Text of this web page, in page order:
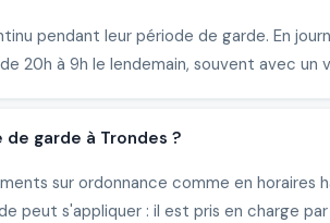
pendant leur période de garde. En
20h à 9h le lendemain, souvent avec un
garde à Trondes ?
sur ordonnance comme en
peut s'appliquer : il est pris en charge par